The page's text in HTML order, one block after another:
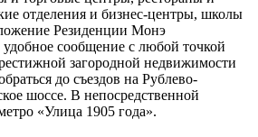
отделения и бизнес-центры, школы
Резиденции Монэ
сообщение с любой точкой
загородной недвижимости
до съездов на Рублево-
шоссе. В непосредственной
«Улица 1905 года».